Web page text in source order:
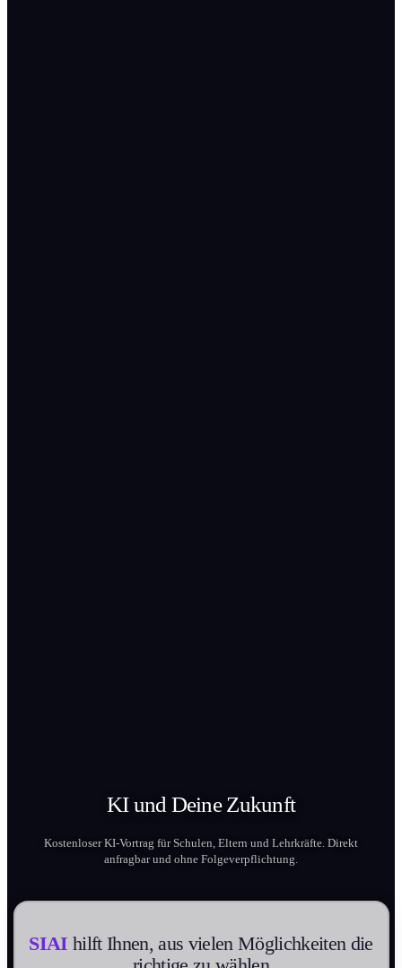
KI und DeineZukunft
Kostenloser KI-Vortrag für Schulen, Eltern und Lehrkräfte. Direkt
anfragbar und ohne Folgeverpflichtung.
SIAI hilft Ihnen, aus vielen Möglichkeit­en die